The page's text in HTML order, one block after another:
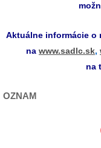
Aktuálne informácie o
na www.sadlc.sk,
na
OZNAM